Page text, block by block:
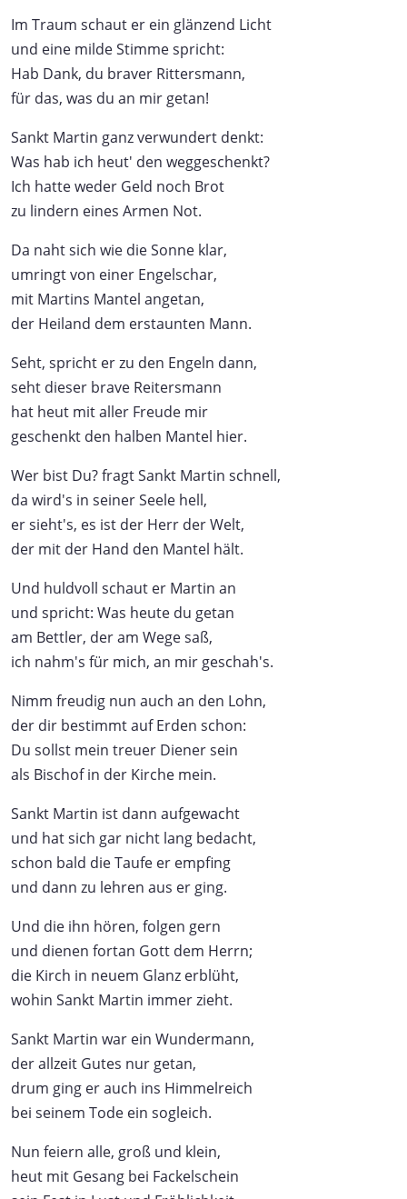
Im Traum schaut er ein glänzend Licht
und eine milde Stimme spricht:
Hab Dank, du braver Rittersmann,
für das, was du an mir getan!
Sankt Martin ganz verwundert denkt:
Was hab ich heut' den weggeschenkt?
Ich hatte weder Geld noch Brot
zu lindern eines Armen Not.
Da naht sich wie die Sonne klar,
umringt von einer Engelschar,
mit Martins Mantel angetan,
der Heiland dem erstaunten Mann.
Seht, spricht er zu den Engeln dann,
seht dieser brave Reitersmann
hat heut mit aller Freude mir
geschenkt den halben Mantel hier.
Wer bist Du? fragt Sankt Martin schnell,
da wird's in seiner Seele hell,
er sieht's, es ist der Herr der Welt,
der mit der Hand den Mantel hält.
Und huldvoll schaut er Martin an
und spricht: Was heute du getan
am Bettler, der am Wege saß,
ich nahm's für mich, an mir geschah's.
Nimm freudig nun auch an den Lohn,
der dir bestimmt auf Erden schon:
Du sollst mein treuer Diener sein
als Bischof in der Kirche mein.
Sankt Martin ist dann aufgewacht
und hat sich gar nicht lang bedacht,
schon bald die Taufe er empfing
und dann zu lehren aus er ging.
Und die ihn hören, folgen gern
und dienen fortan Gott dem Herrn;
die Kirch in neuem Glanz erblüht,
wohin Sankt Martin immer zieht.
Sankt Martin war ein Wundermann,
der allzeit Gutes nur getan,
drum ging er auch ins Himmelreich
bei seinem Tode ein sogleich.
Nun feiern alle, groß und klein,
heut mit Gesang bei Fackelschein